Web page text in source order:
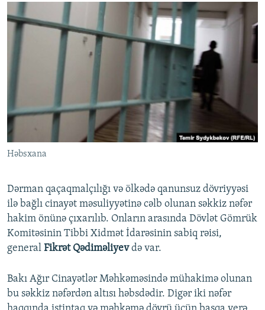
MULTIMEDIA
VIDEO
FOTOQALEREYA
RADIO ARXIV
AZƏRBAYCAN ƏDƏBIYYATI KITABXANASI
İSLAM VƏ DEMOKRATIYA
İZ - MƏDƏNIYYƏT PROQRAMI
HAQQIMIZDA
PEŞƏ ETIKASI VƏ JURNALISTIKA STANDARTLARIMIZ
MATERIALLARIMIZDAN ISTIFADƏ
AZADLIQRADIOSU MOBIL TELEFONUNUZDA
BIZIMLƏ ƏLAQƏ
RFE/RL-in bütün saytları
Həbsxana
Dərman qaçaqmalçılığı və ölkədə qanunsuz dövriyyəsi
ilə bağlı cinayət məsuliyyətinə cəlb olunan səkkiz nəfər
hakim önünə çıxarılıb. Onların arasında Dövlət Gömrük
Komitəsinin Tibbi Xidmət İdarəsinin sabiq rəisi,
general Fikrət Qədiməliyevdə var.
Bakı Ağır Cinayətlər Məhkəməsində mühakimə olunan
bu səkkiz nəfərdən altısı həbsdədir. Digər iki nəfər